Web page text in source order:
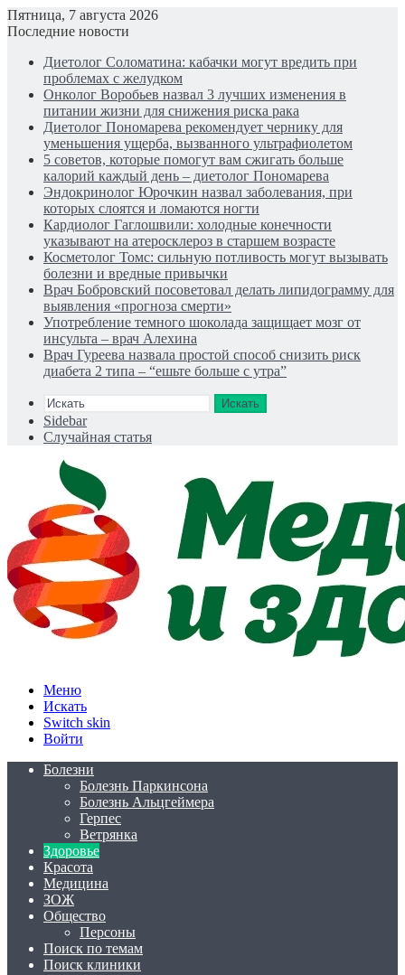
Пятница, 7 августа 2026
Последние новости
Диетолог Соломатина: кабачки могут вредить при
проблемах с желудком
Онколог Воробьев назвал 3 лучших изменения в
питании жизни для снижения риска рака
Диетолог Пономарева рекомендует чернику для
уменьшения ущерба, вызванного ультрафиолетом
5 советов, которые помогут вам сжигать больше
калорий каждый день – диетолог Пономарева
Эндокринолог Юрочкин назвал заболевания, при
которых слоятся и ломаются ногти
Кардиолог Гаглошвили: холодные конечности
указывают на атеросклероз в старшем возрасте
Косметолог Томс: сильную потливость могут вызывать
болезни и вредные привычки
Врач Бобровский посоветовал делать липидограмму для
выявления «прогноза смерти»
Употребление темного шоколада защищает мозг от
инсульта – врач Алехина
Врач Гуреева назвала простой способ снизить риск
диабета 2 типа – “ешьте больше с утра”
Искать
Sidebar
Случайная статья
Меню
Искать
Switch skin
Войти
Болезни
Болезнь Паркинсона
Болезнь Альцгеймера
Герпес
Ветрянка
Здоровье
Красота
Медицина
ЗОЖ
Общество
Персоны
Поиск по темам
Поиск клиники